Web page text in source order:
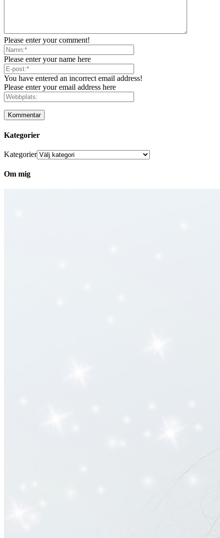
Please enter your comment!
Please enter your name here
You have entered an incorrect email address!
Please enter your email address here
Kategorier
Kategorier
Om mig